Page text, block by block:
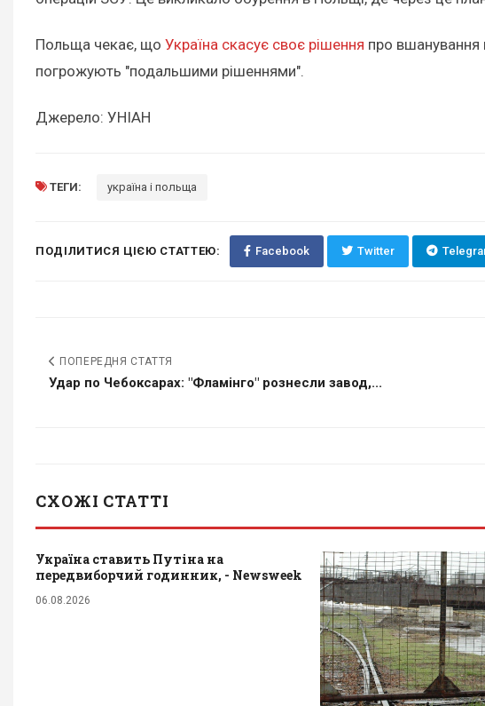
Польща чекає, що Україна скасує своє рішення про вшанування
погрожують "подальшими рішеннями".
Джерело: УНІАН
ТЕГИ: україна і польща
ПОДІЛИТИСЯ ЦІЄЮ СТАТТЕЮ: Facebook Twitter
ПОПЕРЕДНЯ СТАТТЯ
Удар по Чебоксарах: "Фламінго" рознесли завод,...
СХОЖІ СТАТТІ
Україна ставить Путіна на
передвиборчий годинник, - Newsweek
06.08.2026